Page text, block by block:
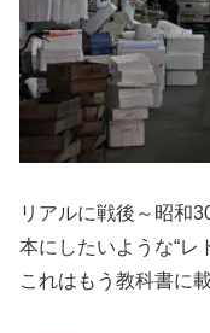
リアルに戦後～昭和
本にしたいような“レ
これはもう教科書に